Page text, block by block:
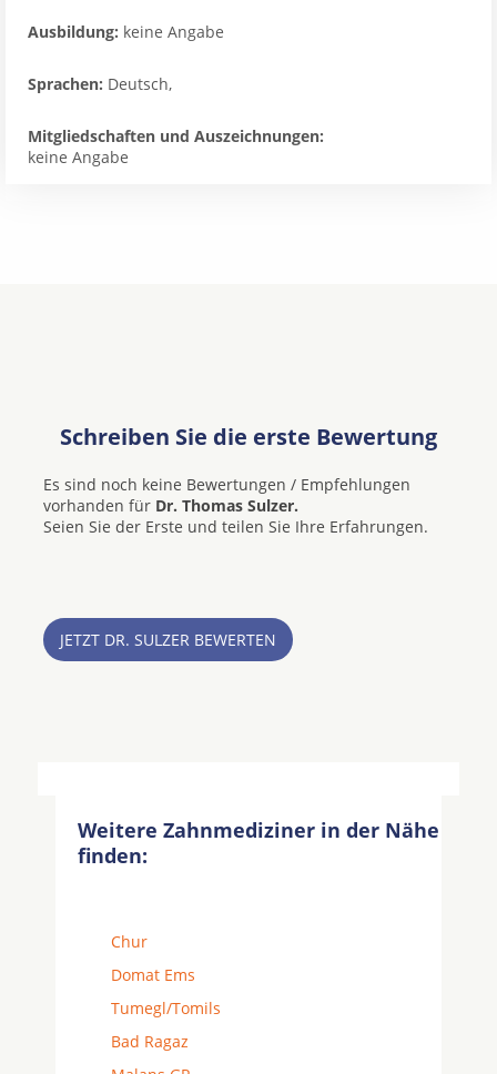
Ausbildung: keine Angabe
Sprachen: Deutsch,
Mitgliedschaften und Auszeichnungen:
keine Angabe
Schreiben Sie die erste Bewertung
Es sind noch keine Bewertungen / Empfehlungen
vorhanden für Dr. Thomas Sulzer.
Seien Sie der Erste und teilen Sie Ihre Erfahrungen.
JETZT DR. SULZER BEWERTEN
Weitere Zahnmediziner in der Nähe
finden:
Chur
Domat Ems
Tumegl/Tomils
Bad Ragaz